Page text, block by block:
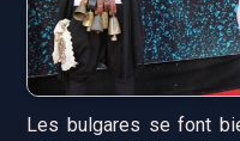
Les bulgares se font